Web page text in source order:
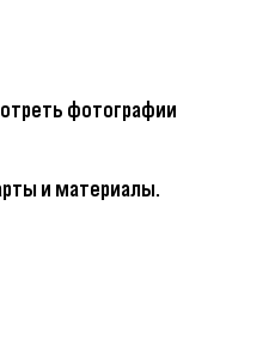
фотографии
и материалы.